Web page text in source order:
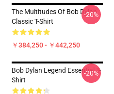
The Multitudes Of Bob Dylan
Classic T-Shirt
￥384,250 - ￥442,250
-20%
Bob Dylan Legend Essential T-
Shirt
-20%